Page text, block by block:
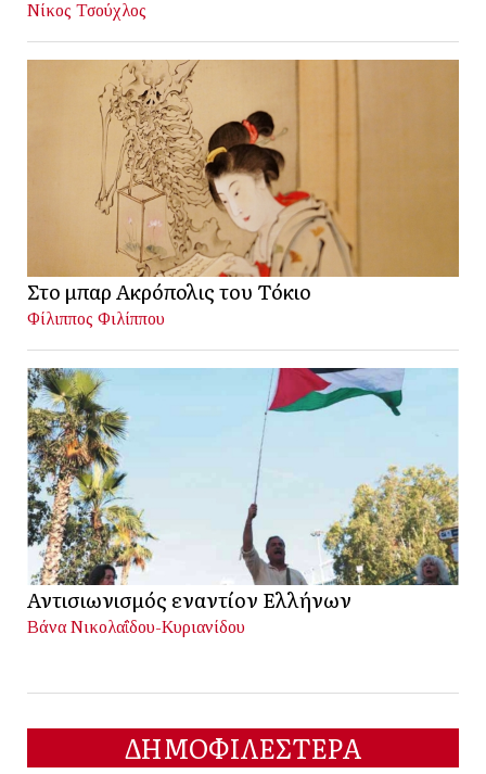
Νίκος Τσούχλος
Στο μπαρ Ακρόπολις του Τόκιο
Φίλιππος Φιλίππου
Αντισιωνισμός εναντίον Ελλήνων
Βάνα Νικολαΐδου-Κυριανίδου
ΔΗΜΟΦΙΛΕΣΤΕΡΑ